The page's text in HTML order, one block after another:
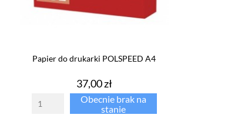
Papier do drukarki POLSPEED A4
Cena
37,00 zł
Obecnie brak na
stanie